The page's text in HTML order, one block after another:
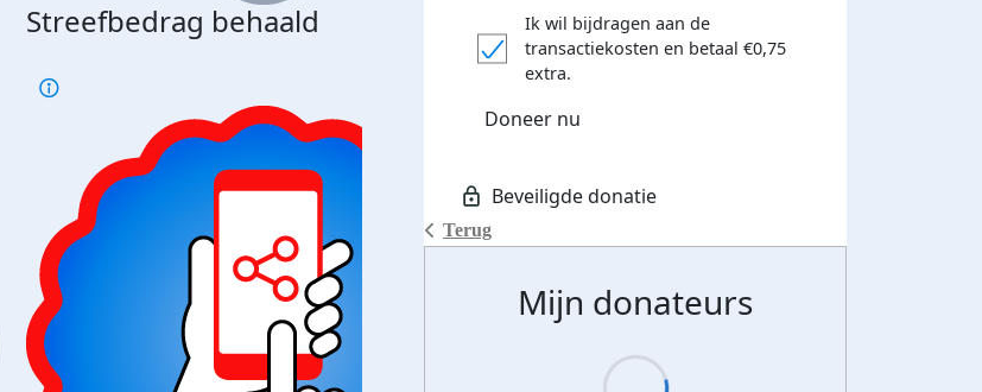
Streefbedrag behaald Streefbedrag verhoogd
Terug
Ik wil bijdragen aan de
transactiekosten en betaal €0,75
extra.
Doneer nu
Mijn donateurs